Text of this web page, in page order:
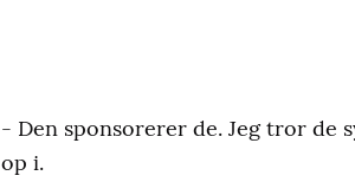
- Den sponsorerer de. Jeg tror de
op i.